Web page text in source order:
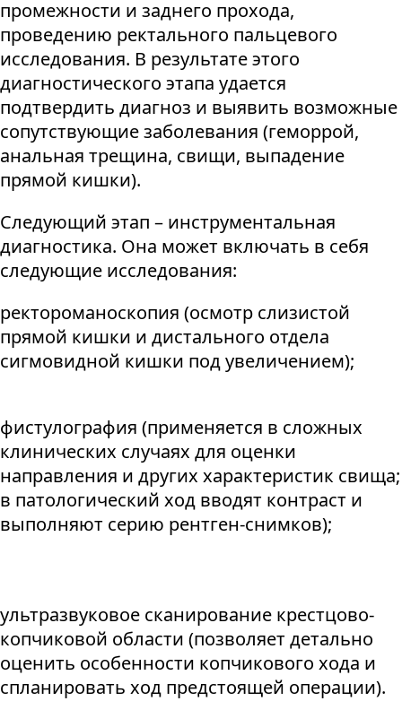
промежности и заднего прохода,
проведению ректального пальцевого
исследования. В результате этого
диагностического этапа удается
подтвердить диагноз и выявить возможные
сопутствующие заболевания (геморрой,
анальная трещина, свищи, выпадение
прямой кишки).
Следующий этап – инструментальная
диагностика. Она может включать в себя
следующие исследования:
ректороманоскопия (осмотр слизистой
прямой кишки и дистального отдела
сигмовидной кишки под увеличением);
фистулография (применяется в сложных
клинических случаях для оценки
направления и других характеристик свища;
в патологический ход вводят контраст и
выполняют серию рентген-снимков);
ультразвуковое сканирование крестцово-
копчиковой области (позволяет детально
оценить особенности копчикового хода и
спланировать ход предстоящей операции).